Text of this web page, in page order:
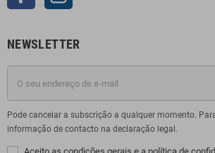
NEWSLETTER
Pode cancelar a subscrição a qualquer momento.
informação de contacto na declaração legal.